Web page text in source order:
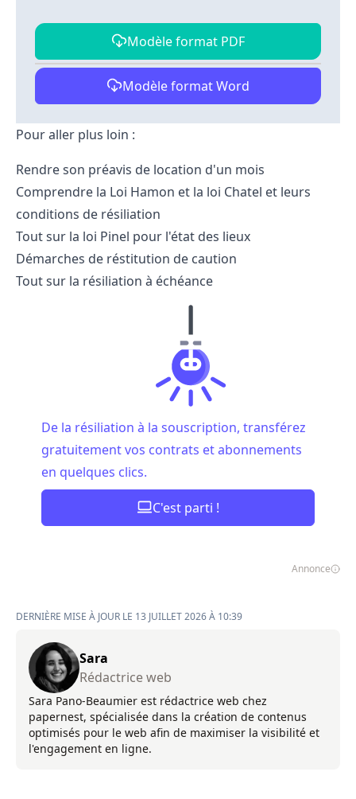
Modèle format PDF
Modèle format Word
Pour aller plus loin :
Rendre son préavis de location d'un mois
Comprendre la Loi Hamon et la loi Chatel et leurs
conditions de résiliation
Tout sur la loi Pinel pour l'état des lieux
Démarches de réstitution de caution
Tout sur la résiliation à échéance
De la résiliation à la souscription, transférez
gratuitement vos contrats et abonnements
en quelques clics.
C'est parti !
Annonce
DERNIÈRE MISE À JOUR LE 13 JUILLET 2026 À 10:39
Sara
Rédactrice web
Sara Pano-Beaumier est rédactrice web chez
papernest, spécialisée dans la création de contenus
optimisés pour le web afin de maximiser la visibilité et
l'engagement en ligne.